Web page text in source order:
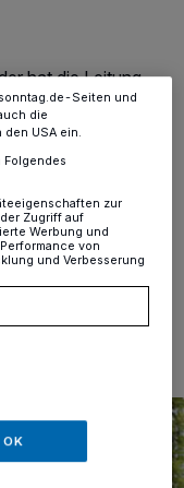
hat die Leitung
47-jährige
von Dr. Klaus
2015 geführt
Leiter
Sie auf den Link
der Webseite klicken.
Seiten und
die
den USA ein.
Folgendes
zur
Zugriff auf
Werbung und
von
und Verbesserung
OK